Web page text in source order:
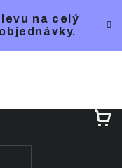
na celý